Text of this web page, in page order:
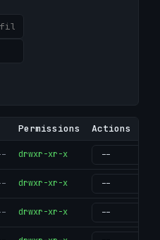
Permissions Actions
drwxr-xr-x
drwxr-xr-x
drwxr-xr-x